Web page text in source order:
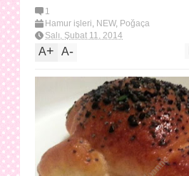
1
Hamur işleri, NEW, Poğaça
Salı, Şubat 11, 2014
A+ A-